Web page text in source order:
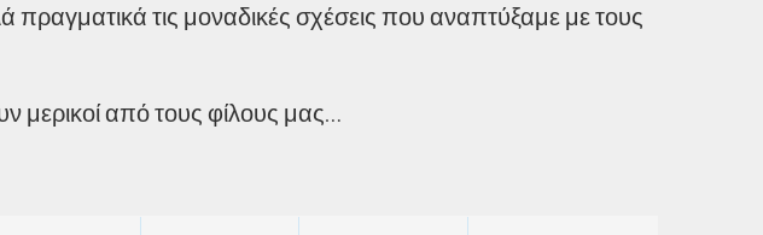
πραγματικά τις μοναδικές σχέσεις που αναπτύξαμε με τους
μερικοί από τους φίλους μας…